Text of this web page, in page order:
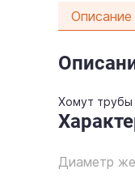
Описание
Хомут трубы
Диаметр